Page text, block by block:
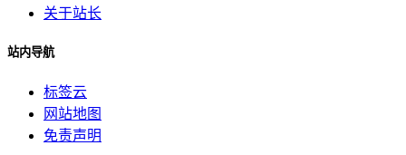
关于站长
站内导航
标签云
网站地图
免责声明